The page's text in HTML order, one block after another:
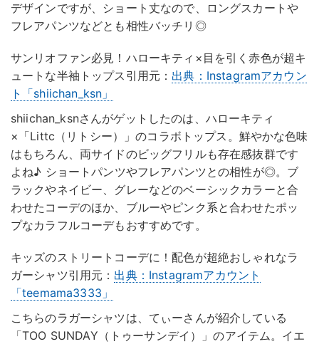
デザインですが、ショート丈なので、ロングスカートや
フレアパンツなどとも相性バッチリ◎
サンリオファン必見！ハローキティ×目を引く赤色が超キ
ュートな半袖トップス引用元： 出典：Instagramアカウン
ト「shiichan_ksn」
shiichan_ksnさんがゲットしたのは、ハローキティ
×「Littc（リトシー）」のコラボトップス。鮮やかな色味
はもちろん、両サイドのビッグフリルも存在感抜群です
よね♪ ショートパンツやフレアパンツとの相性が◎。ブ
ラックやネイビー、グレーなどのベーシックカラーと合
わせたコーデのほか、ブルーやピンク系と合わせたポッ
プなカラフルコーデもおすすめです。
キッズのストリートコーデに！配色が超絶おしゃれなラ
ガーシャツ引用元： 出典：Instagramアカウント
「teemama3333」
こちらのラガーシャツは、てぃーさんが紹介している
「TOO SUNDAY（トゥーサンデイ）」のアイテム。イエ